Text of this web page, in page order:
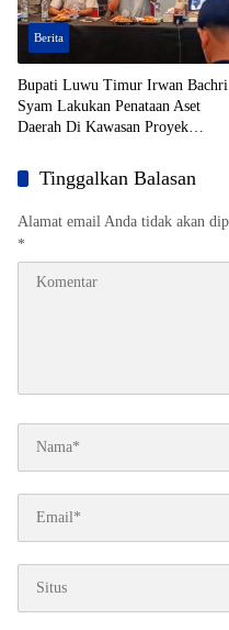
Berita
Bupati Luwu Timur Irwan Bachri
Syam Lakukan Penataan Aset
Daerah Di Kawasan Proyek
Tinggalkan Balasan
Alamat email Anda tidak akan
*